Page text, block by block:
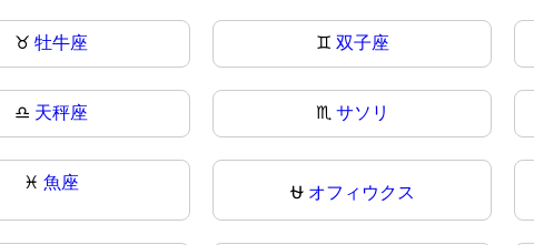
♉ 牡牛座 ♊ 双子座
♎ 天秤座 ♏ サソリ
♓ 魚座
⛎ オフィウクス